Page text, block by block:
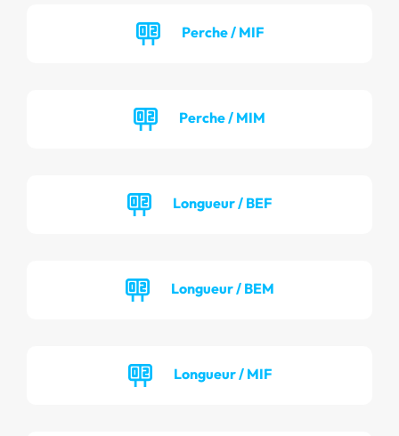
Perche / MIF
Perche / MIM
Longueur / BEF
Longueur / BEM
Longueur / MIF